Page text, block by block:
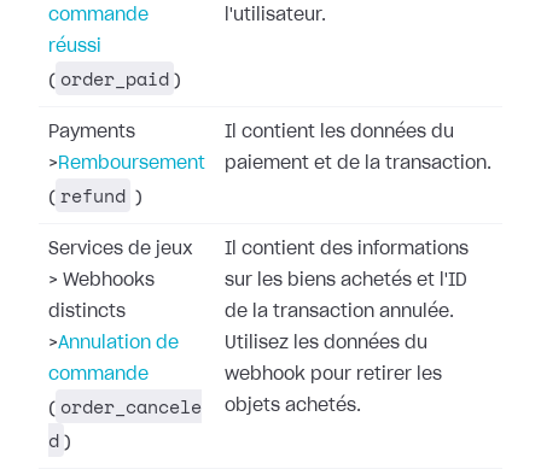
commande
réussi
( order_paid )
l'utilisateur.
Payments
> Remboursement
( refund )
Il contient les données du
paiement et de la transaction.
Services de jeux
> Webhooks
distincts
>Annulation de
commande
( order_cancele
d )
Il contient des informations
sur les biens achetés et l'ID
de la transaction annulée.
Utilisez les données du
webhook pour retirer les
objets achetés.